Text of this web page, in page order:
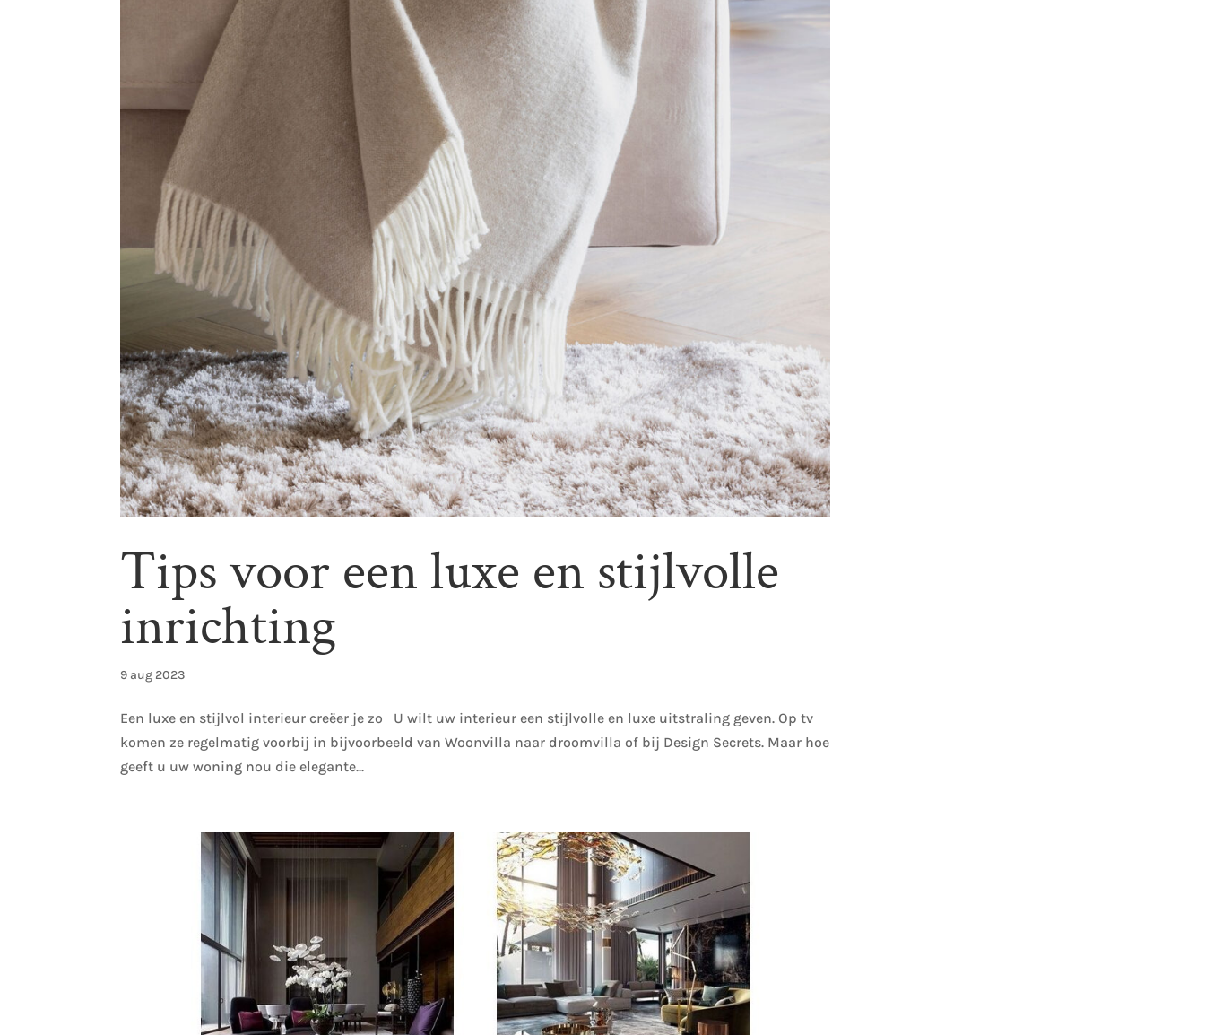
Tips voor een luxe en stijlvolle
inrichting
9 aug 2023
Een luxe en stijlvol interieur creëer je zo U wilt uw interieur een stijlvolle en luxe uitstraling geven. Op tv
komen ze regelmatig voorbij in bijvoorbeeld van Woonvilla naar droomvilla of bij Design Secrets. Maar hoe
geeft u uw woning nou die elegante...